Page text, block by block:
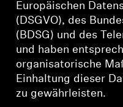
Innovationen
Soundspace
Support
Europäischen
(DSGVO), des
(BDSG) und des
und haben
organisatorische
Einhaltung dieser
zu gewährleisten.